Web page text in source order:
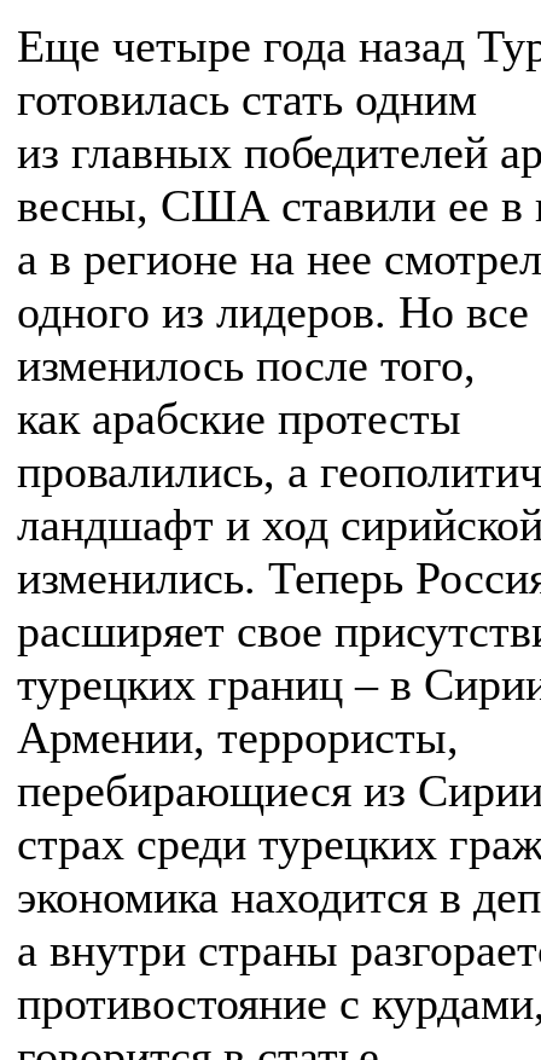
Еще четыре года назад
готовилась стать одним
из главных победителей
весны, США ставили ее в
а в регионе на нее
одного из лидеров. Но все
изменилось после того,
как арабские протесты
провалились, а
ландшафт и ход
изменились. Теперь
расширяет свое
турецких границ – в
Армении, террористы,
перебирающиеся из
страх среди турецких
экономика находится в
а внутри страны
противостояние с